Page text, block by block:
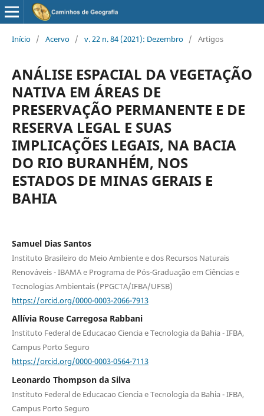
Início / Acervo / v. 22 n. 84 (2021): Dezembro / Artigos
ANÁLISE ESPACIAL DA VEGETAÇÃO
NATIVA EM ÁREAS DE
PRESERVAÇÃO PERMANENTE E DE
RESERVA LEGAL E SUAS
IMPLICAÇÕES LEGAIS, NA BACIA
DO RIO BURANHÉM, NOS
ESTADOS DE MINAS GERAIS E
BAHIA
Samuel Dias Santos
Instituto Brasileiro do Meio Ambiente e dos Recursos Naturais
Renováveis - IBAMA e Programa de Pós-Graduação em Ciências e
Tecnologias Ambientais (PPGCTA/IFBA/UFSB)
https://orcid.org/0000-0003-2066-7913
Allívia Rouse Carregosa Rabbani
Instituto Federal de Educacao Ciencia e Tecnologia da Bahia - IFBA,
Campus Porto Seguro
https://orcid.org/0000-0003-0564-7113
Leonardo Thompson da Silva
Instituto Federal de Educacao Ciencia e Tecnologia da Bahia - IFBA,
Campus Porto Seguro